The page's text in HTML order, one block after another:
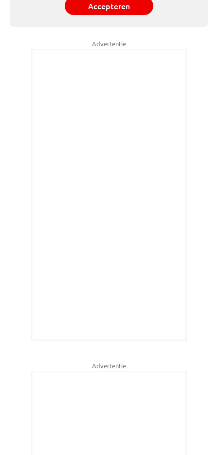
Accepteren
Advertentie
Advertentie